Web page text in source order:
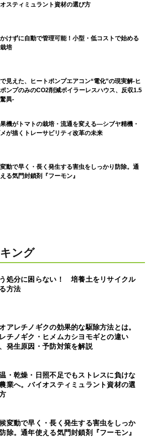
スティミュラント資材の選び方
けずに自動で管理可能！小型・低コストで始める
培
見えた、ヒートポンプエアコン“電化”の現実解-ヒ
ンプのみのCO2削減ボイラーレスハウス、反収1.5
異-
機がトマトの栽培・流通を変える―シブヤ精機・
が描くトレーサビリティ改革の未来
動で早く・長く発生する害虫をしっかり防除。通
る気門封鎖剤『フーモン』
ング
処分に困らない！ 培養土をリサイクル
方法
アレチノギクの効果的な駆除方法とは。
チノギク・ヒメムカシヨモギとの違い
発生原因・予防対策を解説
・乾燥・日照不足でもストレスに負けな
業へ。バイオスティミュラント資材の選
変動で早く・長く発生する害虫をしっか
除。通年使える気門封鎖剤『フーモン』